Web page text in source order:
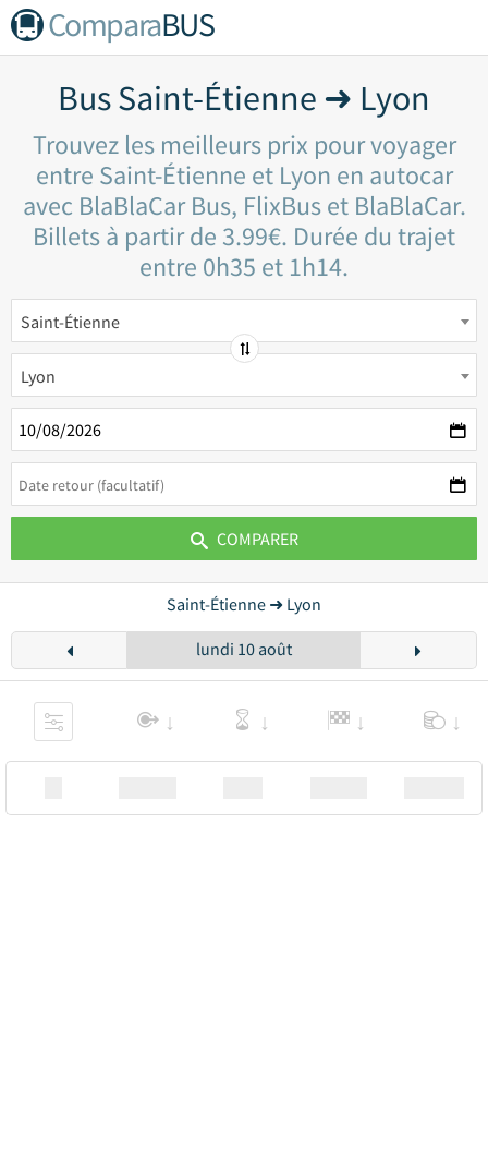
ComparaBUS
Bus Saint-Étienne ➜ Lyon
Trouvez les meilleurs prix pour voyager
entre Saint-Étienne et Lyon en autocar
avec BlaBlaCar Bus, FlixBus et BlaBlaCar.
Billets à partir de 3.99€. Durée du trajet
entre 0h35 et 1h14.
Saint-Étienne
Lyon
COMPARER
Saint-Étienne ➜ Lyon
lundi 10 août